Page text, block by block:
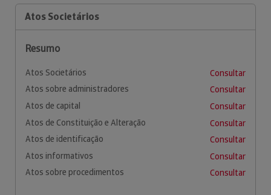
Atos Societários
Resumo
Atos Societários
Consultar
Atos sobre administradores
Consultar
Atos de capital
Consultar
Atos de Constituição e Alteração
Consultar
Atos de identificação
Consultar
Atos informativos
Consultar
Atos sobre procedimentos
Consultar